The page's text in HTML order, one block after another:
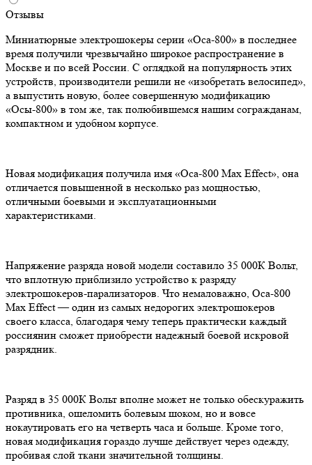
Отзывы
Миниатюрные электрошокеры серии «Оса-800» в последнее
время получили чрезвычайно широкое распространение в
Москве и по всей России. С оглядкой на популярность этих
устройств, производители решили не «изобретать велосипед»,
а выпустить новую, более совершенную модификацию
«Осы-800» в том же, так полюбившемся нашим согражданам,
компактном и удобном корпусе.
Новая модификация получила имя «Оса-800 Max Effect», она
отличается повышенной в несколько раз мощностью,
отличными боевыми и эксплуатационными
характеристиками.
Напряжение разряда новой модели составило 35 000К Вольт,
что вплотную приблизило устройство к разряду
электрошокеров-парализаторов. Что немаловажно, Оса-800
Max Effect — один из самых недорогих электрошокеров
своего класса, благодаря чему теперь практически каждый
россиянин сможет приобрести надежный боевой искровой
разрядник.
Разряд в 35 000К Вольт вполне может не только обескуражить
противника, ошеломить болевым шоком, но и вовсе
нокаутировать его на четверть часа и больше. Кроме того,
новая модификация гораздо лучше действует через одежду,
пробивая слой ткани значительной толщины.